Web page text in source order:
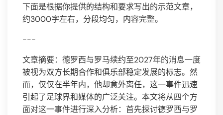
下面是根据你提供的结构和要求写出的示范文章，
约3000字左右，分段均匀，内容完整。
---
文章摘要：德罗西与罗马续约至2027年的消息一度
被视为双方长期合作和俱乐部稳定发展的标志。然
而，仅仅在半年内，他却意外离任，这一事件迅速
引起了足球界和媒体的广泛关注。本文将从四个方
面对这一事件进行深入分析：首先探讨德罗西与罗